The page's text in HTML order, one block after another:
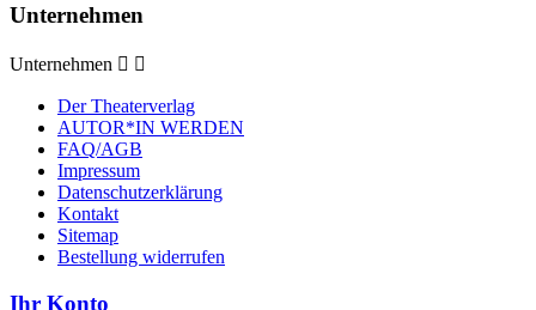
Unternehmen
Unternehmen  
Der Theaterverlag
AUTOR*IN WERDEN
FAQ/AGB
Impressum
Datenschutzerklärung
Kontakt
Sitemap
Bestellung widerrufen
Ihr Konto